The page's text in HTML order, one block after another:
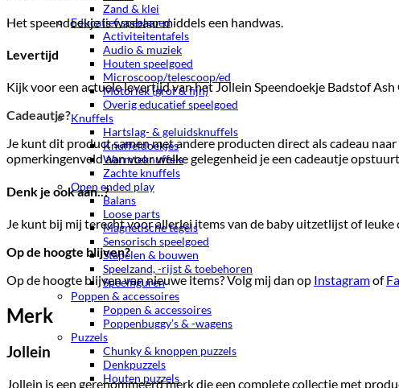
Zand & klei
Educatief speelgoed
Activiteitentafels
Audio & muziek
Houten speelgoed
Microscoop/telescoop/ed
Motoriek (grof & fijn)
Overig educatief speelgoed
Knuffels
Hartslag- & geluidsknuffels
Knuffeldoekjes
Warmteknuffels
Zachte knuffels
Open ended play
Balans
Loose parts
Magnetische tegels
Sensorisch speelgoed
Stapelen & bouwen
Speelzand, -rijst & toebehoren
Speelfiguren
Poppen & accessoires
Poppen & accessoires
Poppenbuggy’s & -wagens
Puzzels
Chunky & knoppen puzzels
Denkpuzzels
Houten puzzels
Het speendoekje is wasbaar middels een handwas.
Levertijd
Kijk voor een actuele levertijd van het Jollein Speendoekje Badstof Ash
Cadeautje?
Je kunt dit product samen met andere producten direct als cadeau
opmerkingenveld aan voor welke gelegenheid je een cadeautje
Denk je ook aan..?
Je kunt bij mij terecht voor allerlei items van de baby uitzetlijst of
Op de hoogte blijven?
Op de hoogte blijven van nieuwe items? Volg mij dan op Instagramof
Merk
Jollein
Jollein is een gerenommeerd merk die een complete collectie met